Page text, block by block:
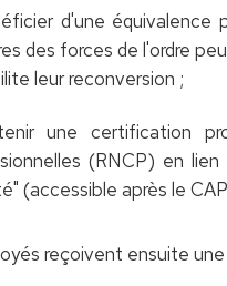
d'une équivalence
des forces de l'ordre
leur reconversion ;
une certification
(RNCP) en
(accessible après le
reçoivent ensuite